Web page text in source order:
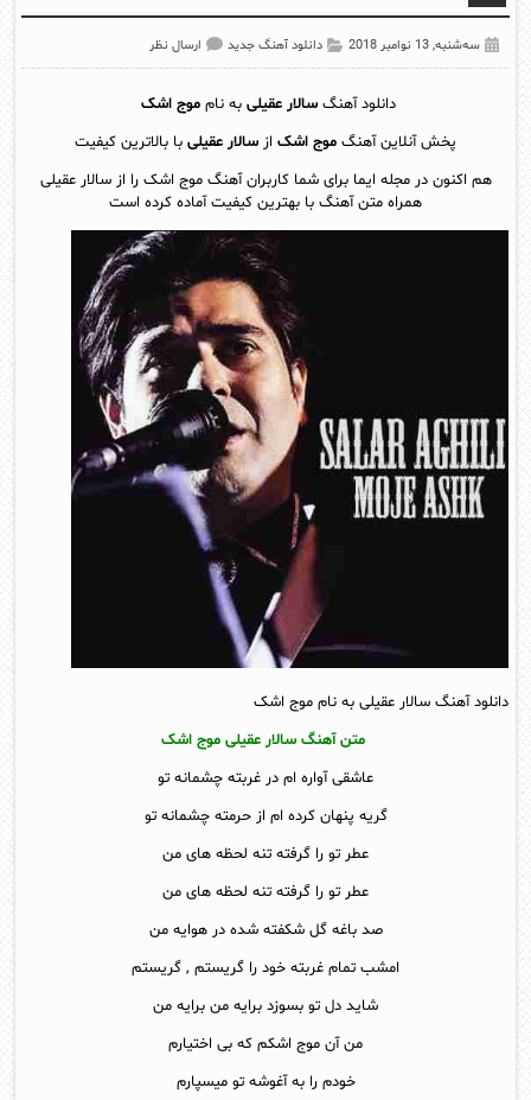
سه‌شنبه, 13 نوامبر 2018 دانلود آهنگ جدید ارسال نظر
دانلود آهنگسالار عقیلی به نامموج اشک
پخش آنلاين آهنگ موج اشک از سالار عقیلی با بالاترین کیفیت
هم اکنون در مجله ایما برای شما کاربران آهنگ موج اشک را از سالار عقیلی
همراه متن آهنگ با بهترین کیفیت آماده کرده است
دانلود آهنگ سالار عقیلی به نام موج اشک
متن آهنگ سالار عقیلی موج اشک
عاشقی آواره ام در غربته چشمانه تو
گریه پنهان کرده ام از حرمته چشمانه تو
عطر تو را گرفته تنه لحظه های من
عطر تو را گرفته تنه لحظه های من
صد باغه گل شکفته شده در هوایه من
امشب تمام غربته خود را گریستم , گریستم
شاید دل تو بسوزد برایه من برایه من
من آن موج اشکم که بی اختیارم
خودم را به آغوشه تو میسپارم